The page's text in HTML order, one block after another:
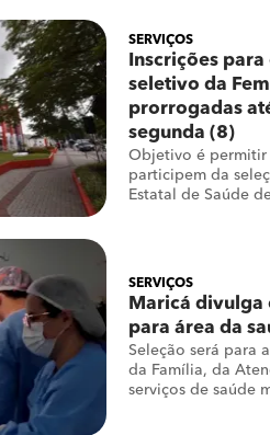
SERVIÇOS
Inscrições
seletivo da
prorrogadas
segunda (8)
Objetivo é permitir
participem da
Estatal de Saúde
SERVIÇOS
Maricá divulga
para área da
Seleção será para
da Família, da
serviços de saúde